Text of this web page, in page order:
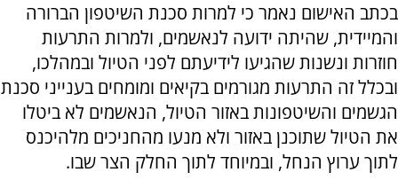
בכתב האישום נאמר כי למרות סכנת השיטפון הברורה
והמיידית, שהיתה ידועה לנאשמים, ולמרות התרעות
חוזרות ונשנות שהגיעו לידיעתם לפני הטיול ובמהלכו,
ובכלל זה התרעות מגורמים בקיאים ומומחים בענייני סכנת
הגשמים והשיטפונות באזור הטיול, הנאשמים לא ביטלו
את הטיול שתוכנן באזור ולא מנעו מהחניכים מלהיכנס
לתוך ערוץ הנחל, ובמיוחד לתוך החלק הצר שבו.